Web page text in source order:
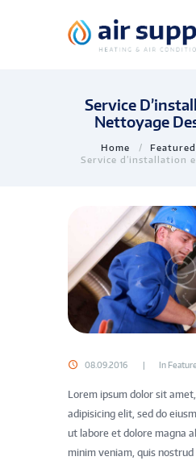
Service
Nettoyage
Home
Service d’installation
08.09.2016 In
Lorem ipsum dolor sit
adipisicing elit, sed do
ut labore et dolore magna
minim veniam, quis